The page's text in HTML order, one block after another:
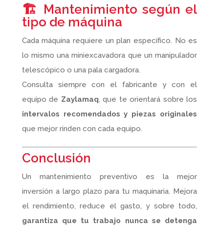
🏗️ Mantenimiento según el
tipo de máquina
Cada máquina requiere un plan específico. No es
lo mismo una miniexcavadora que un manipulador
telescópico o una pala cargadora.
Consulta siempre con el fabricante y con el
equipo de Zaylamaq, que te orientará sobre los
intervalos recomendados y piezas originales
que mejor rinden con cada equipo.
Conclusión
Un mantenimiento preventivo es la mejor
inversión a largo plazo para tu maquinaria. Mejora
el rendimiento, reduce el gasto, y sobre todo,
garantiza que tu trabajo nunca se detenga